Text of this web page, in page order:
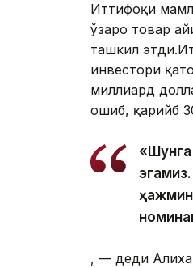
Иттифоқи
ўзаро товар
ташкил
инвестори
миллиард
ошиб, қарийб
«Шунга
, — деди